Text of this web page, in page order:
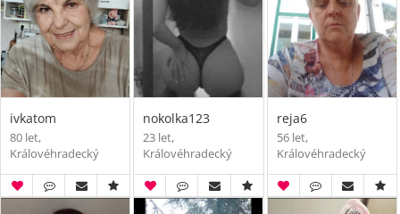
ivkatom
80 let,
Královéhradecký
nokolka123
23 let,
Královéhradecký
reja6
56 let,
Královéhradecký